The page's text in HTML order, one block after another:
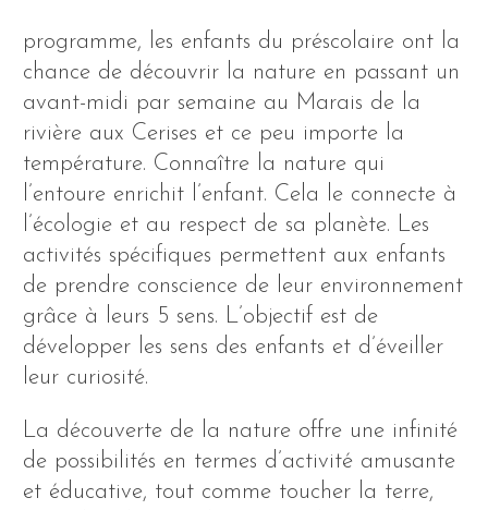
programme, les enfants du préscolaire ont la
chance de découvrir la nature en passant un
avant-midi par semaine au Marais de la
rivière aux Cerises et ce peu importe la
température. Connaître la nature qui
l’entoure enrichit l’enfant. Cela le connecte à
l’écologie et au respect de sa planète. Les
activités spécifiques permettent aux enfants
de prendre conscience de leur environnement
grâce à leurs 5 sens. L’objectif est de
développer les sens des enfants et d’éveiller
leur curiosité.
La découverte de la nature offre une infinité
de possibilités en termes d’activité amusante
et éducative, tout comme toucher la terre,